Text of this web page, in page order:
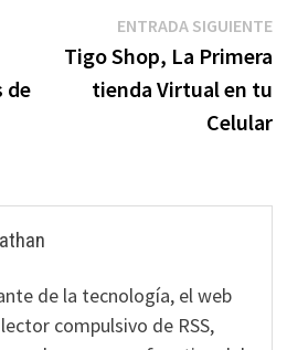
de
ENTRADA SIGUIENTE
Tigo Shop, La Primera
tienda Virtual en tu
Celular
de la tecnología, el web
compulsivo de RSS,